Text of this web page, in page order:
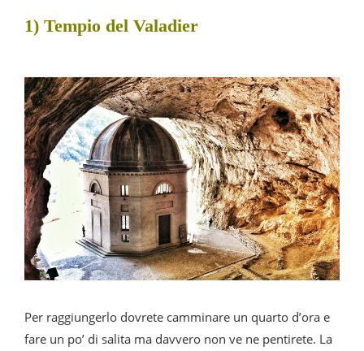
1) Tempio del Valadier
Per raggiungerlo dovrete camminare un quarto d’ora e
fare un po’ di salita ma davvero non ve ne pentirete. La